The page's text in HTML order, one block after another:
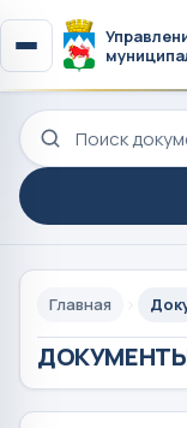
Поиск по сайту
Главная